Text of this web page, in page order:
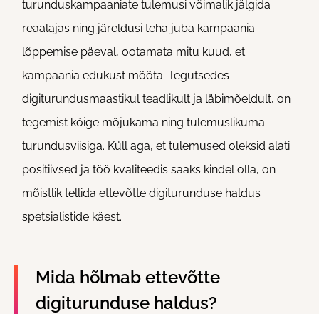
turunduskampaaniate tulemusi võimalik jälgida
reaalajas ning järeldusi teha juba kampaania
lõppemise päeval, ootamata mitu kuud, et
kampaania edukust mõõta. Tegutsedes
digiturundusmaastikul teadlikult ja läbimõeldult, on
tegemist kõige mõjukama ning tulemuslikuma
turundusviisiga. Küll aga, et tulemused oleksid alati
positiivsed ja töö kvaliteedis saaks kindel olla, on
mõistlik tellida ettevõtte digiturunduse haldus
spetsialistide käest.
Mida hõlmab ettevõtte
digiturunduse haldus?